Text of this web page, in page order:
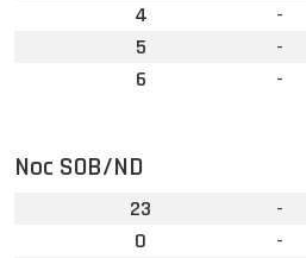
4
-
5
-
6
-
Noc SOB/ND
23
-
0
-